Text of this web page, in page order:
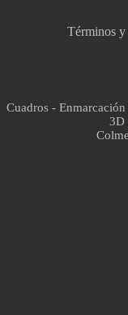
Términos
Cuadros -
3D